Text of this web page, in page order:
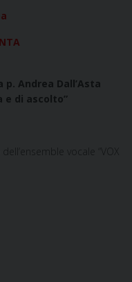
p. Andrea Dall’Asta
e di ascolto”
vocale “VOX